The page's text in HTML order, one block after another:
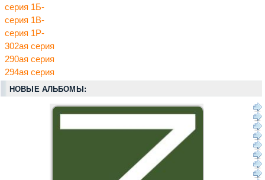
серия 1Б-
серия 1В-
серия 1Р-
302ая серия
290ая серия
294ая серия
НОВЫЕ АЛЬБОМЫ: